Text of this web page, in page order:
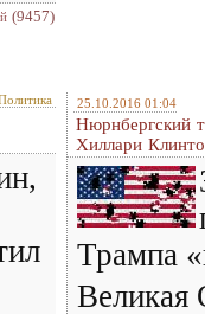
(9457)
25.10.2016 01:04
Нюрнбергский
Хиллари
Трампа
Великая